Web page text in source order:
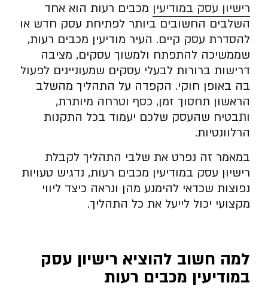
רישיון עסק במודיעין מכבים רעות הוא אחד
השלבים החשובים ביותר לפתיחת עסק חדש או
להסדרת עסק קיים. העיר מודיעין מכבים רעות,
שממשיכה להתפתח ולמשוך עסקים, מציבה
דרישות ברורות לבעלי עסקים שמעוניינים לפעול
בה באופן חוקי. הקפדה על התהליך מהשלב
הראשון תחסוך זמן, כסף וטרחה מיותרת,
ותבטיח שהעסק שלכם יעמוד בכל התקנות
הרלוונטיות.
במאמר זה נפרט את שלבי התהליך לקבלת
רישיון עסק במודיעין מכבים רעות, נדגיש טעויות
נפוצות שכדאי להימנע מהן ונראה כיצד ליווי
מקצועי יכול לייעל את כל התהליך.
למה חשוב להוציא רישיון עסק
במודיעין מכבים רעות